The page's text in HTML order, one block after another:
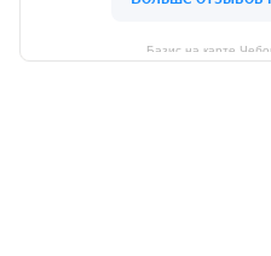
Базис на карте